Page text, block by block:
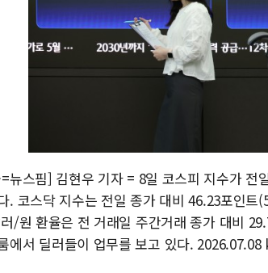
뉴스핌] 김현우 기자 = 8일 코스피 지수가
. 코스닥 지수는 전일 종가 대비 46.23포인
/원 환율은 전 거래일 주간거래 종가 대비
에서 딜러들이 업무를 보고 있다.